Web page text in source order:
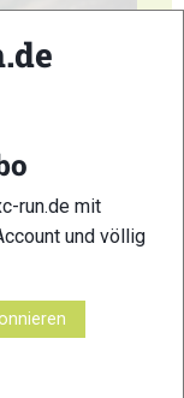
16
run.de mit
und völlig